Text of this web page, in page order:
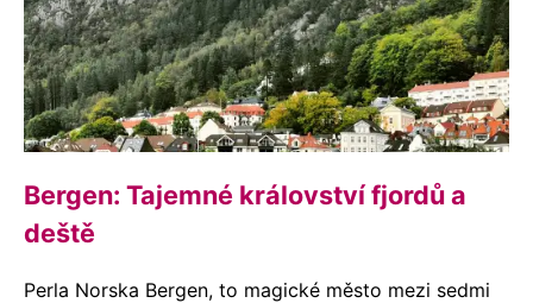
Bergen: Tajemné království fjordů a
deště
Perla Norska Bergen, to magické město mezi sedmi